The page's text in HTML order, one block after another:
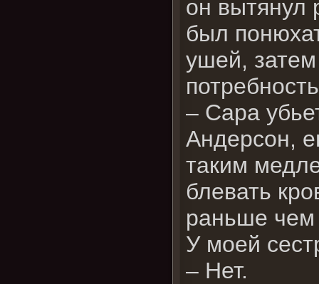
он вытянул
был
ушей, затем
– Сара
Андерсон,
таким
блевать
раньше чем
У моей
– Нет.